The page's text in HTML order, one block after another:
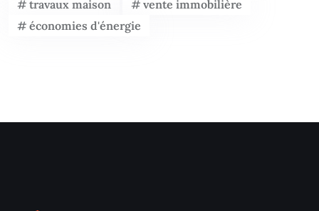
travaux maison
vente immobilière
économies d'énergie